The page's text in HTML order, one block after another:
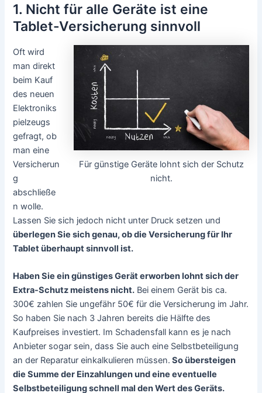
1. Nicht für alle Geräte ist eine
Tablet-Versicherung sinnvoll
Für günstige Geräte lohnt sich der Schutz
nicht.
Oft wird
man direkt
beim Kauf
des neuen
Elektroniks
pielzeugs
gefragt, ob
man eine
Versicherun
g
abschließe
n wolle.
Lassen Sie sich jedoch nicht unter Druck setzen und
überlegen Sie sich genau, ob die Versicherung für Ihr
Tablet überhaupt sinnvoll ist.
Haben Sie ein günstiges Gerät erworben lohnt sich der
Extra-Schutz meistens nicht. Bei einem Gerät bis ca.
300€ zahlen Sie ungefähr 50€ für die Versicherung im Jahr.
So haben Sie nach 3 Jahren bereits die Hälfte des
Kaufpreises investiert. Im Schadensfall kann es je nach
Anbieter sogar sein, dass Sie auch eine Selbstbeteiligung
an der Reparatur einkalkulieren müssen. So übersteigen
die Summe der Einzahlungen und eine eventuelle
Selbstbeteiligung schnell mal den Wert des Geräts.